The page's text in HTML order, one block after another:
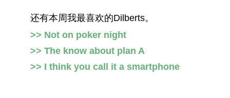
还有本周我最喜欢的Dilberts。
>> Not on poker night
>> The know about plan A
>> I think you call it a smartphone